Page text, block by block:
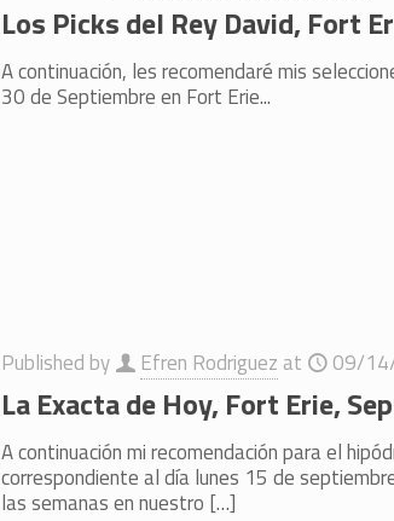
Los Picks del Rey David, Fort
A continuación, les recomendaré mis
30 de Septiembre en Fort Erie...
Published by Efren Rodriguez at 09/
La Exacta de Hoy, Fort Erie,
A continuación mi recomendación para el
correspondiente al día lunes 15 de
las semanas en nuestro […]